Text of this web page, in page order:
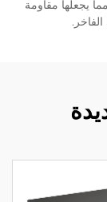
يجعلها مقاومة